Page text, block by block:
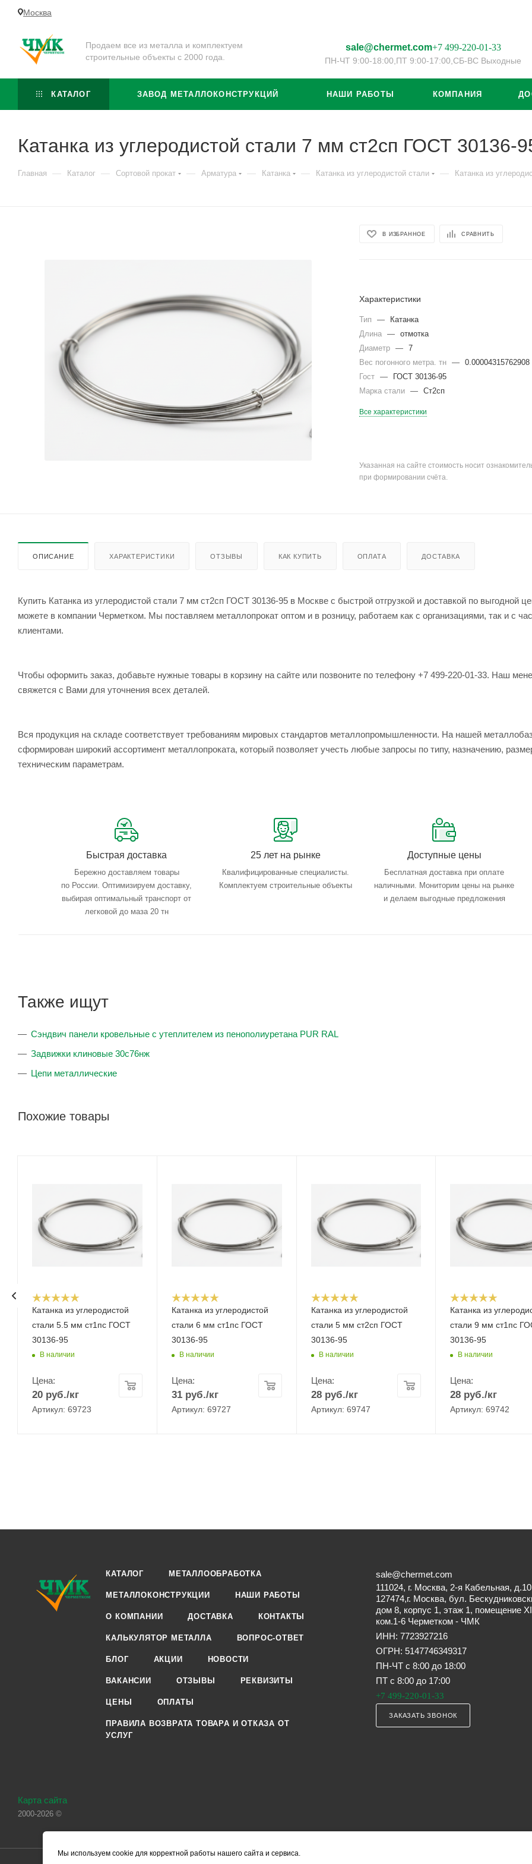
Москва
Продаем все из металла и комплектуем
строительные объекты с 2000 года.
sale@chermet.com+7 499-220-01-33
ПН-ЧТ 9:00-18:00, ПТ 9:00-17:00, СБ-ВС Выходные
КАТАЛОГ ЗАВОД МЕТАЛЛОКОНСТРУКЦИЙ НАШИ РАБОТЫ КОМПАНИЯ
Катанка из углеродистой стали 7 мм ст2сп ГОСТ 30136-
Главная — Каталог — Сортовой прокат — Арматура — Катанка — Катанка из углеродистой стали — Катанка из
В ИЗБРАННОЕ СРАВНИТЬ
Характеристики
Тип —
Катанка
Длина
—
отмотка
Диаметр
—
7
Вес погонного метра. тн
—
0.00004315762908
Гост
—
ГОСТ 30136-95
Марка стали
— Ст2сп
Все характеристики
Указанная на сайте стоимость носит
при формировании счёта.
ОПИСАНИЕ ХАРАКТЕРИСТИКИ ОТЗЫВЫ КАК КУПИТЬ ОПЛАТА ДОСТАВКА
Купить Катанка из углеродистой стали 7 мм ст2сп ГОСТ 30136-95 в Москве с быстрой отгрузкой и доставкой по выгодной
можете в компании Черметком. Мы поставляем металлопрокат оптом и в розницу, работаем как с организациями, так и с
клиентами.
Чтобы оформить заказ, добавьте нужные товары в корзину на сайте или позвоните по телефону +7 499-220-01-33. Наш
свяжется с Вами для уточнения всех деталей.
Вся продукция на складе соответствует требованиям мировых стандартов металлопромышленности. На нашей
сформирован широкий ассортимент металлопроката, который позволяет учесть любые запросы по типу, назначению,
техническим параметрам.
Быстрая доставка
Бережно доставляем товары
по России. Оптимизируем доставку,
выбирая оптимальный транспорт от
легковой до маза 20 тн
25 лет на рынке
Квалифицированные специалисты.
Комплектуем строительные объекты
Доступные цены
Бесплатная доставка при оплате
наличными. Мониторим цены на рынке
и делаем выгодные предложения
Также ищут
Сэндвич панели кровельные с утеплителем из пенополиуретана PUR RAL
Задвижки клиновые 30с76нж
Цепи металлические
Похожие товары
Катанка из углеродистой
стали 5.5 мм ст1пс ГОСТ
30136-95
В наличии
Цена:
20 руб./кг
Артикул: 69723
Катанка из углеродистой
стали 6 мм ст1пс ГОСТ
30136-95
В наличии
Цена:
31руб./кг
Артикул: 69727
Катанка из углеродистой
стали 5 мм ст2сп ГОСТ
30136-95
В наличии
Цена:
28руб./кг
Артикул: 69747
Катанка из
стали 9 мм ст1пс
30136-95
В наличии
Цена:
28 руб./кг
Артикул: 69742
КАТАЛОГ МЕТАЛЛООБРАБОТКА
МЕТАЛЛОКОНСТРУКЦИИ НАШИ РАБОТЫ
О КОМПАНИИ ДОСТАВКА КОНТАКТЫ
КАЛЬКУЛЯТОР МЕТАЛЛА ВОПРОС-ОТВЕТ
БЛОГ АКЦИИ НОВОСТИ
ВАКАНСИИ ОТЗЫВЫ РЕКВИЗИТЫ
ЦЕНЫ ОПЛАТЫ
ПРАВИЛА ВОЗВРАТА ТОВАРА И ОТКАЗА ОТ
УСЛУГ
sale@chermet.com
111024, г. Москва, 2-я Кабельная, д.10
127474,г. Москва, бул.
дом 8, корпус 1, этаж 1, помещение
ком.1-6 Черметком - ЧМК
ИНН: 7723927216
ОГРН: 5147746349317
ПН-ЧТ с 8:00 до 18:00
ПТ с 8:00 до 17:00
+7 499-220-01-33
ЗАКАЗАТЬ ЗВОНОК
Карта сайта
2000-2026 ©
Мы используем cookie для корректной работы нашего сайта и сервиса.